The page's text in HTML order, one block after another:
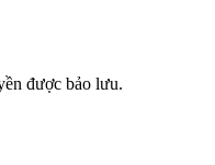
được bảo lưu.